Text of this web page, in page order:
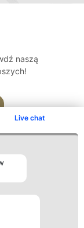
Live chat
naszą